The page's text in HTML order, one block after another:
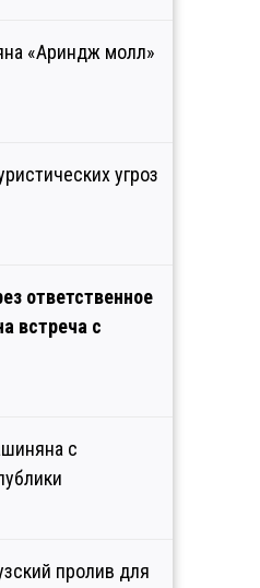
«Ариндж молл»
угроз
ответственное
встреча с
с
пролив для